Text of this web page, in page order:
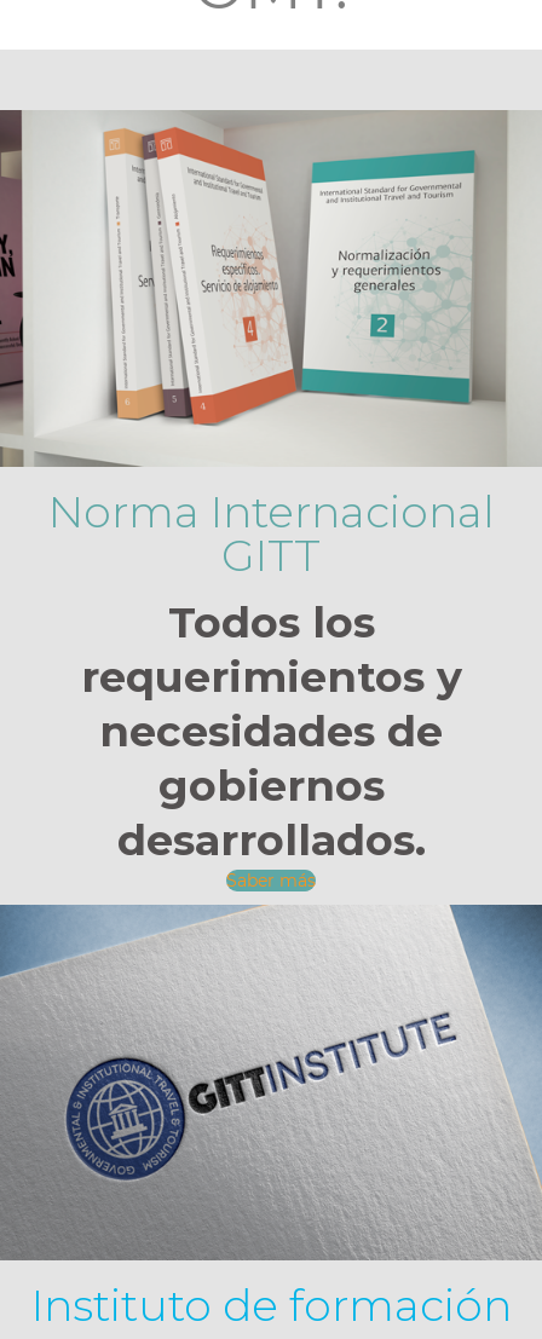
Norma Internacional
GITT
Todos los
requerimientos y
necesidades de
gobiernos
desarrollados.
Saber más
Instituto de formación